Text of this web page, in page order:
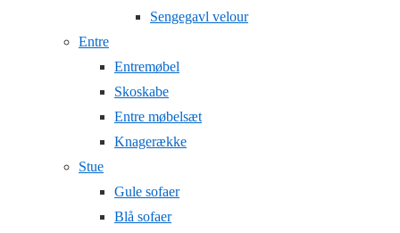
Sengegavl velour
Entre
Entremøbel
Skoskabe
Entre møbelsæt
Knagerække
Stue
Gule sofaer
Blå sofaer